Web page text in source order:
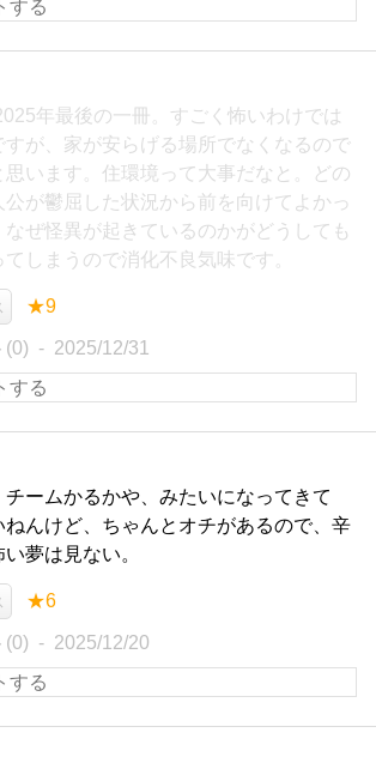
年最後の一冊。すごく怖いわけでは
すが、家が安らげる場所でなくなるので
思います。住環境って大事だなと。どの
公が鬱屈した状況から前を向けてよかっ
なぜ怪異が起きているのかがどうしても
てしまうので消化不良気味です。
★9
(0) 2025/12/31
チームかるかや、みたいになってきて
ねんけど、ちゃんとオチがあるので、辛
夢は見ない。
★6
(0) 2025/12/20